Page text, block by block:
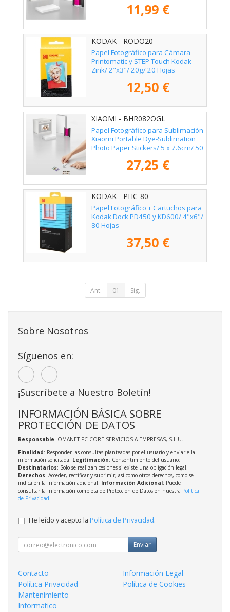
11,99 €
KODAK - RODO20
Papel Fotográfico para Cámara
Printomatic y STEP Touch Kodak
Zink/ 2"x3"/ 20g/ 20 Hojas
12,50 €
XIAOMI - BHR082OGL
Papel Fotográfico para Sublimación
Xiaomi Portable Dye-Sublimation
Photo Paper Stickers/ 5 x 7.6cm/ 50
27,25 €
KODAK - PHC-80
Papel Fotográfico + Cartuchos para
Kodak Dock PD450 y KD600/ 4"x6"/
80 Hojas
37,50 €
Ant. 01 Sig.
Sobre Nosotros
Síguenos en:
¡Suscríbete a Nuestro Boletín!
INFORMACIÓN BÁSICA SOBRE
PROTECCIÓN DE DATOS
Responsable: OMANET PC CORE SERVICIOS A EMPRESAS, S.L.U.
Finalidad: Responder las consultas planteadas por el usuario y enviarle la
información solicitada; Legitimación: Consentimiento del usuario;
Destinatarios: Solo se realizan cesiones si existe una obligación legal;
Derechos: Acceder, rectificar y suprimir, así como otros derechos, como se
indica en la información adicional; Información Adicional: Puede
consultar la información completa de Protección de Datos en nuestra Política
de Privacidad.
He leído y acepto la Política de Privacidad.
Enviar
Contacto
Información Legal
Política Privacidad
Política de Cookies
Mantenimiento
Informatico